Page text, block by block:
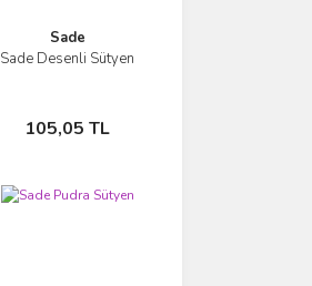
Sade
Sade Desenli Sütyen
105,05 TL
İncele
Sepete Ekle